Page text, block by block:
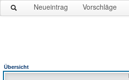
Neueintrag Vorschläge
Übersicht